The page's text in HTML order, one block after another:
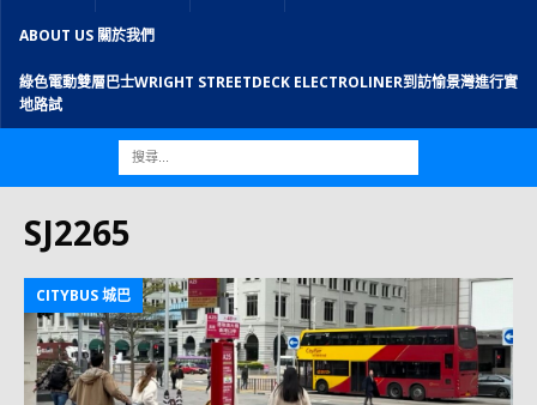
ABOUT US 關於我們
綠色電動雙層巴士WRIGHT STREETDECK ELECTROLINER到訪愉景灣進行實
地路試
SJ2265
CITYBUS 城巴